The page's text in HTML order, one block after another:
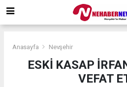
Anasayfa Nevşehir
ESKİ KASAP
VEFAT